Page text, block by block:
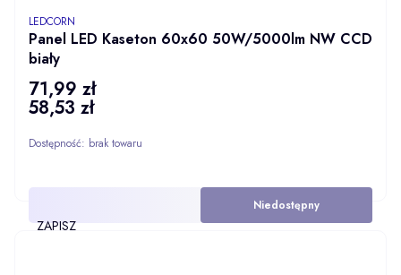
Panel LED Kaseton 60x60 50W/5000lm NW CCD
biały
PRODUCENT
LEDCORN
Cena
71,99 zł
Cena
58,53 zł
Dostępność: brak towaru
ZAPISZ
Niedostępny